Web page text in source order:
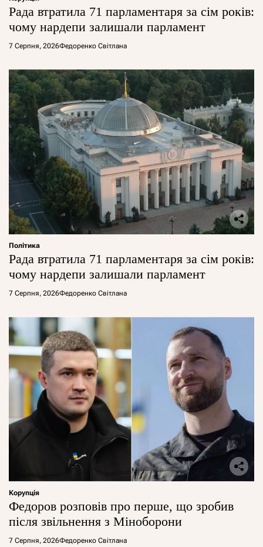
Рада втратила 71 парламентаря за сім років:
чому нардепи залишали парламент
7 Серпня, 2026Федоренко Світлана
Політика
Рада втратила 71 парламентаря за сім років:
чому нардепи залишали парламент
7 Серпня, 2026Федоренко Світлана
Корупція
Федоров розповів про перше, що зробив
після звільнення з Міноборони
7 Серпня, 2026Федоренко Світлана